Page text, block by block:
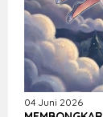
04 Juni 2026